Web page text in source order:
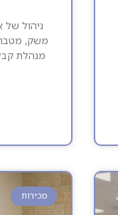
ניהול
משק,
מנהלת
מכירות